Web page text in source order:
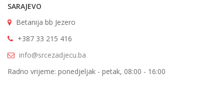
SARAJEVO
Betanija bb Jezero
+387 33 215 416
info@srcezadjecu.ba
Radno vrijeme: ponedjeljak - petak, 08:00 - 16:00